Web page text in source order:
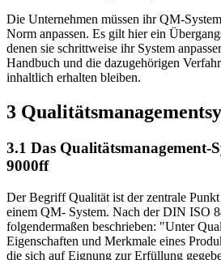
Die Unternehmen müssen ihr QM-
Norm anpassen. Es gilt hier ein
denen sie schrittweise ihr System
Handbuch und die dazugehörigen
inhaltlich erhalten bleiben.
3
3.1 Das Qualitätsmanagement-
9000ff
Der Begriff Qualität ist der zentrale
einem QM- System. Nach der DIN ISO
folgendermaßen beschrieben: "Unter
Eigenschaften und Merkmale eines
die sich auf Eignung zur Erfüllung